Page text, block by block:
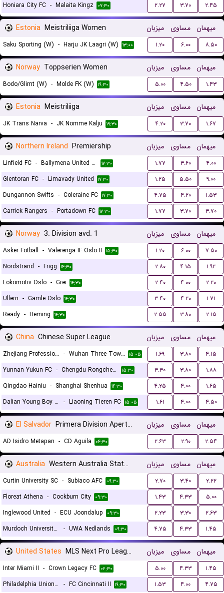
Honiara City FC - Malaita Kingz ۰۷:۳۰ ۲.۲۷ ۳.۷۰ ۲.۴۵
Estonia Meistriliiga Women میزبان مساوی میهمان
Saku Sporting (W) - Harju JK Laagri (W) ۱۳:۰۰ ۱.۲۰ ۶.۰۰ ۸.۵۰
Norway Toppserien Women میزبان مساوی میهمان
Bodo/Glimt (W) - Molde FK (W) ۱۹:۳۰ ۵.۰۰ ۴.۵۰ ۱.۴۳
Estonia Meistriliiga میزبان مساوی میهمان
JK Trans Narva - JK Nomme Kalju ۱۹:۳۰ ۴.۲۰ ۳.۷۰ ۱.۶۷
Northern Ireland Premiership میزبان مساوی میهمان
Linfield FC - Ballymena United FC ۱۷:۳۰ ۱.۷۷ ۳.۶۰
۴.۰۰
Glentoran FC - Limavady United ۱۷:۳۰ ۱.۲۵ ۵.۵۰
۹.۰۰
Dungannon Swifts - Coleraine FC ۱۷:۳۰ ۴.۷۵ ۴.۲۰
۱.۵۳
Carrick Rangers - Portadown FC ۱۷:۳۰ ۱.۷۷ ۳.۷۰ ۳.۷۰
Norway 3. Division avd. 1 میزبان مساوی میهمان
Asker Fotball - Valerenga IF Oslo II ۱۵:۳۰ ۱.۲۰ ۶.۰۰
۷.۵۰
Nordstrand - Frigg ۱۴:۳۰ ۲.۸۰ ۴.۱۵
۱.۹۲
Lokomotiv Oslo - Grei ۱۴:۳۰ ۲.۴۰ ۴.۰۰
۲.۲۰
Ullern - Gamle Oslo ۱۴:۳۰ ۳.۴۰ ۴.۲۰
۱.۷۱
Ready - Heming ۱۴:۳۰ ۲.۵۵ ۳.۸۰ ۲.۱۵
China Chinese Super League میزبان مساوی میهمان
Zhejiang Professional FC - Wuhan Three Towns ۱۵:۰۵ ۱.۶۹ ۳.۸۰
۴.۱۵
Yunnan Yukun FC - Chengdu Rongcheng FC ۱۵:۳۰ ۳.۳۰ ۳.۸۰
۱.۸۸
Qingdao Hainiu - Shanghai Shenhua ۱۴:۳۰ ۴.۲۵ ۴.۰۰
۱.۶۵
Dalian Young Boy FC - Liaoning Tieren FC ۱۵:۰۵ ۱.۶۱ ۴.۰۰ ۴.۵۰
El Salvador Primera Division Apertura میزبان مساوی میهمان
AD Isidro Metapan - CD Aguila ۰۴:۳۰ ۲.۶۳ ۲.۹۰ ۲.۵۴
Australia Western Australia State League 1 میزبان مساوی میهمان
Curtin University SC - Subiaco AFC ۰۹:۳۰ ۲.۷۰ ۳.۴۰
۲.۲۲
Floreat Athena - Cockburn City ۰۹:۳۰ ۱.۴۳ ۴.۳۳
۵.۰۰
Inglewood United - ECU Joondalup ۰۹:۳۰ ۲.۲۳ ۳.۳۰
۲.۶۳
Murdoch University Melville
- UWA Nedlands ۰۹:۳۰ ۴.۷۵ ۴.۳۳ ۱.۴۵
United States MLS Next Pro League میزبان مساوی میهمان
Inter Miami II - Crown Legacy FC ۰۲:۳۰ ۵.۰۰ ۴.۳۳
۱.۴۵
Philadelphia Union II - FC Cincinnati II ۱۹:۳۰ ۱.۵۳ ۴.۰۰
۴.۷۵